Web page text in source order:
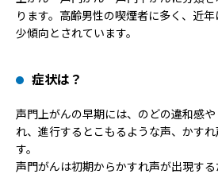
ります。高齢男性の喫煙者に多く、近
少傾向とされています。
症状は？
声門上がんの早期には、のどの違和感
れ、進行するとこもるような声、かす
す。
声門がんは初期からかすれ声が出現す